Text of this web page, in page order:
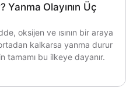
Yanma Olayının Üç
oksijen ve ısının bir araya
kalkarsa yanma durur
bu ilkeye dayanır.